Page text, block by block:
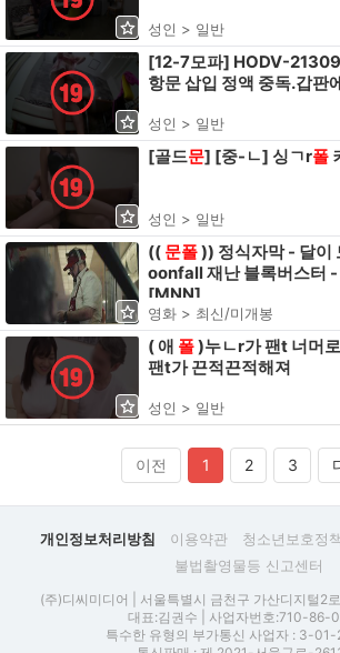
성인 > 일반
[12-7모파] HODV-
항문 삽입 정액 중독.갑판
성인 > 일반
[골드문] [중-ㄴ] 싱ㄱr폴
성인 > 일반
(( 문폴)) 정식자막 - 달이
oonfall 재난 블록버스터 -
[MNN]
영화 > 최신/미개봉
( 애 폴)누ㄴr가 팬t 너머
팬t가 끈적끈적해져
성인 > 일반
이전 1 2 3
개인정보처리방침 이용약관 청소년보호정책
불법촬영물등 신고센터
(주)디씨미디어 | 서울특별시 금천구 가산디지털2
대표:김권수 | 사업자번호:710-86-
특수한 유형의 부가통신 사업자 : 3-